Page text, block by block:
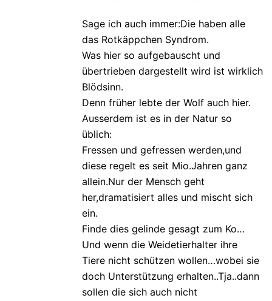
Sage ich auch immer:Die haben alle
das Rotkäppchen Syndrom.
Was hier so aufgebauscht und
übertrieben dargestellt wird ist wirklich
Blödsinn.
Denn früher lebte der Wolf auch hier.
Ausserdem ist es in der Natur so
üblich:
Fressen und gefressen werden,und
diese regelt es seit Mio.Jahren ganz
allein.Nur der Mensch geht
her,dramatisiert alles und mischt sich
ein.
Finde dies gelinde gesagt zum Ko…
Und wenn die Weidetierhalter ihre
Tiere nicht schützen wollen…wobei sie
doch Unterstützung erhalten..Tja..dann
sollen die sich auch nicht